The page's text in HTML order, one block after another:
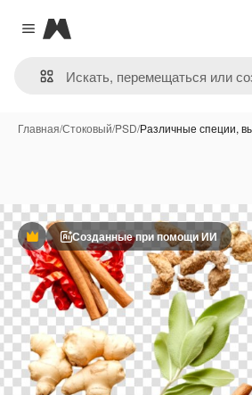
Close menu
Magnific
Главная/Стоковый/PSD/Различные специи,
ПремиумСозданные при помощи ИИ